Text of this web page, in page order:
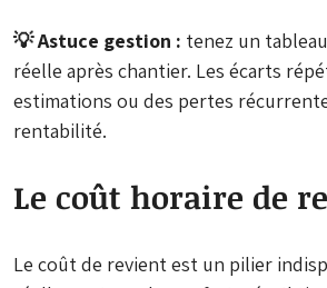
💡 Astuce gestion : tenez un
réelle après chantier. Les écarts
estimations ou des pertes
rentabilité.
Le coût horaire de
Le coût de revient est un pilier